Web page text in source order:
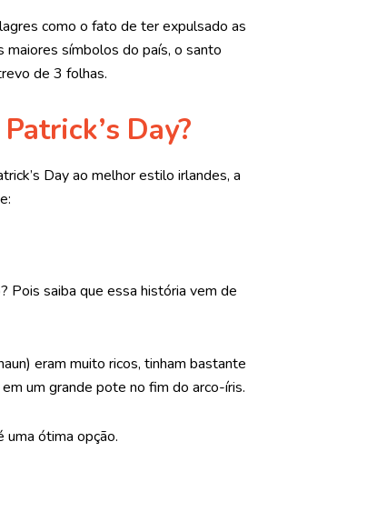
como o fato de ter expulsado as
símbolos do país, o santo
de 3 folhas.
Day?
Day ao melhor estilo irlandes, a
Pois saiba que essa história vem de
eram muito ricos, tinham bastante
um grande pote no fim do arco-íris.
uma ótima opção.